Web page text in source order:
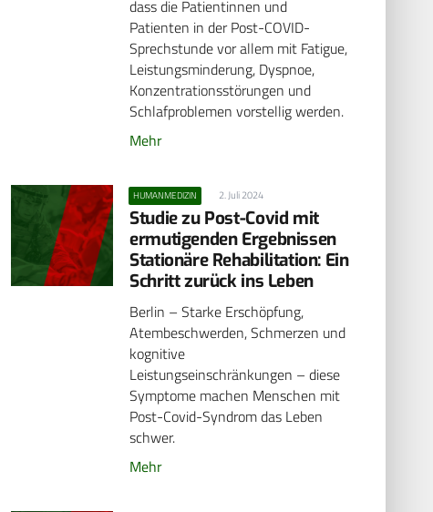
dass die Patientinnen und
Patienten in der Post-COVID-
Sprechstunde vor allem mit Fatigue,
Leistungsminderung, Dyspnoe,
Konzentrationsstörungen und
Schlafproblemen vorstellig werden.
Mehr
HUMANMEDIZIN 2. Juli 2024
Studie zu Post-Covid mit
ermutigenden Ergebnissen
Stationäre Rehabilitation: Ein
Schritt zurück ins Leben
Berlin – Starke Erschöpfung,
Atembeschwerden, Schmerzen und
kognitive
Leistungseinschränkungen – diese
Symptome machen Menschen mit
Post-Covid-Syndrom das Leben
schwer.
Mehr